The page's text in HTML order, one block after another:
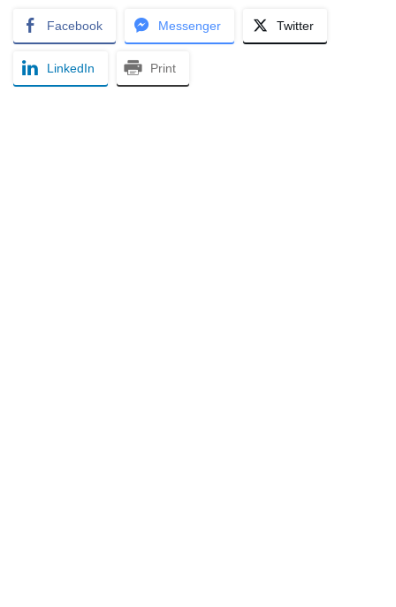
Facebook Messenger Twitter
LinkedIn Print